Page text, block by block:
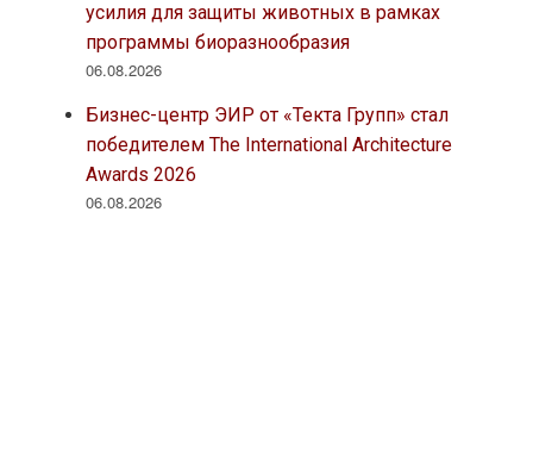
усилия для защиты животных в рамках
программы биоразнообразия
06.08.2026
Бизнес-центр ЭИР от «Текта Групп» стал
победителем The International Architecture
Awards 2026
06.08.2026